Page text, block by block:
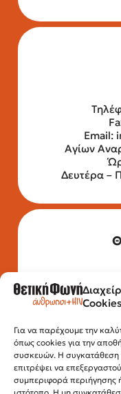
Cookies
Για να παρέχουμε την
όπως cookies για την
συσκευών. Η συγκατάθεση
επιτρέψει να
συμπεριφορά περιήγησης
Email:
Αγίων
Δευτέρα –
Εγνατίας
Δευτέρα –